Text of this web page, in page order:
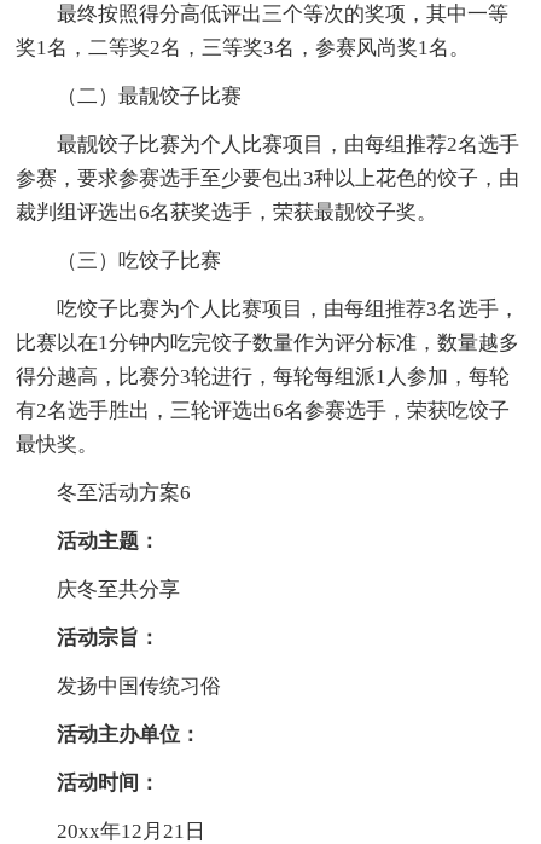
最终按照得分高低评出三个等次的奖项，其中一等
奖1名，二等奖2名，三等奖3名，参赛风尚奖1名。
（二）最靓饺子比赛
最靓饺子比赛为个人比赛项目，由每组推荐2名选手
参赛，要求参赛选手至少要包出3种以上花色的饺子，由
裁判组评选出6名获奖选手，荣获最靓饺子奖。
（三）吃饺子比赛
吃饺子比赛为个人比赛项目，由每组推荐3名选手，
比赛以在1分钟内吃完饺子数量作为评分标准，数量越多
得分越高，比赛分3轮进行，每轮每组派1人参加，每轮
有2名选手胜出，三轮评选出6名参赛选手，荣获吃饺子
最快奖。
冬至活动方案6
活动主题：
庆冬至共分享
活动宗旨：
发扬中国传统习俗
活动主办单位：
活动时间：
20xx年12月21日